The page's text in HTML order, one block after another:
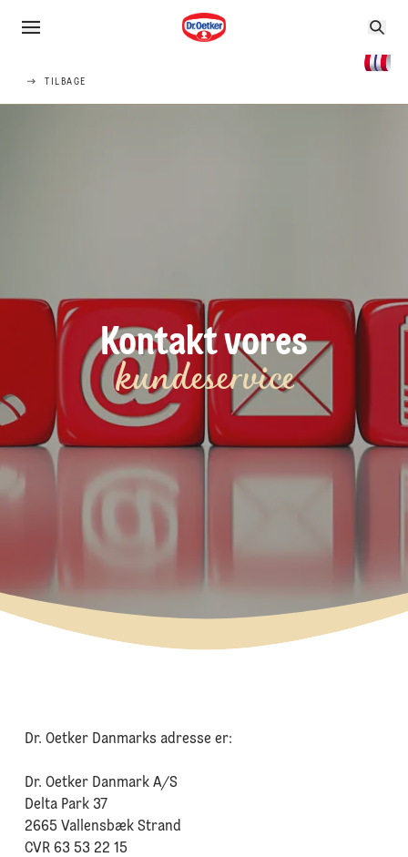
TILBAGE
Kontakt vores
kundeservice
Dr. Oetker Danmarks adresse er:
Dr. Oetker Danmark A/S
Delta Park 37
2665 Vallensbæk Strand
⁠CVR 63 53 22 15